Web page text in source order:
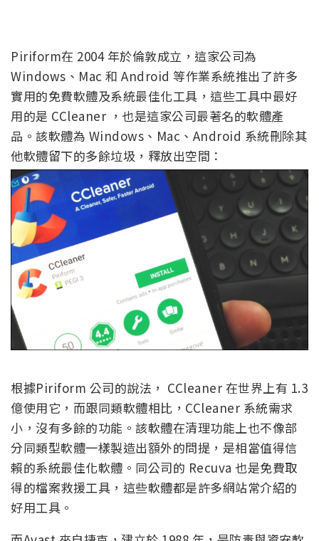
Piriform在 2004 年於倫敦成立，這家公司為
Windows、Mac 和 Android 等作業系統推出了許多
實用的免費軟體及系統最佳化工具，這些工具中最好
用的是 CCleaner ，也是這家公司最著名的軟體產
品。該軟體為 Windows、Mac、Android 系統刪除其
他軟體留下的多餘垃圾，釋放出空間：
根據Piriform 公司的說法， CCleaner 在世界上有 1.3
億使用它，而跟同類軟體相比，CCleaner 系統需求
小，沒有多餘的功能。該軟體在清理功能上也不像部
分同類型軟體一樣製造出額外的問提，是相當值得信
賴的系統最佳化軟體。同公司的 Recuva 也是免費取
得的檔案救援工具，這些軟體都是許多網站常介紹的
好用工具。